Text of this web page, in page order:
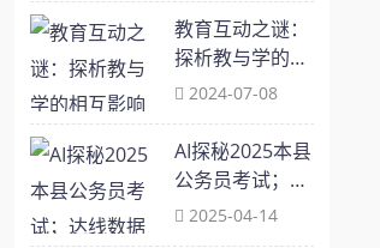
教育互动之谜：
探析教与学的相
互影响
2024-07-08
AI探秘2025本县
公务员考试；达
线数据剖析及考
2025-04-14